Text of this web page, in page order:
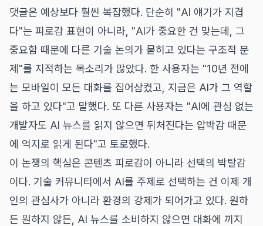
댓글은 예상보다 훨씬 복잡했다. 단순히 "AI 얘기가 지겹
다"는 피로감 표현이 아니라, "AI가 중요한 건 맞는데, 그
중요함 때문에 다른 기술 논의가 묻히고 있다는 구조적 문
제"를 지적하는 목소리가 많았다. 한 사용자는 "10년 전에
는 모바일이 모든 대화를 집어삼켰고, 지금은 AI가 그 역할
을 하고 있다"고 말했다. 또 다른 사용자는 "AI에 관심 없는
개발자도 AI 뉴스를 읽지 않으면 뒤처진다는 압박감 때문
에 억지로 읽게 된다"고 토로했다.
이 논쟁의 핵심은 콘텐츠 피로감이 아니라 선택의 박탈감
이다. 기술 커뮤니티에서 AI를 주제로 선택하는 건 이제 개
인의 관심사가 아니라 환경의 강제가 되어가고 있다. 원하
든 원하지 않든, AI 뉴스를 소비하지 않으면 대화에 끼지